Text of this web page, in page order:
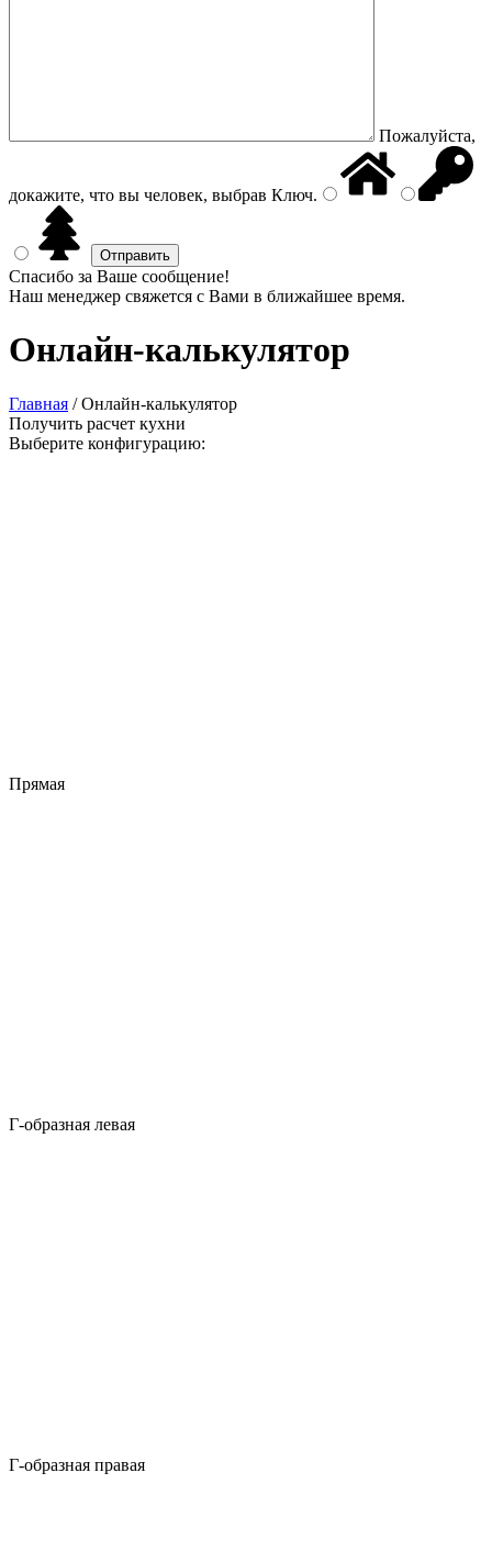
Пожалуйста,
докажите, что вы человек, выбрав Ключ.
Спасибо за Ваше сообщение!
Наш менеджер свяжется с Вами в ближайшее время.
Онлайн-калькулятор
Главная /Онлайн-калькулятор
Получить расчет кухни
Выберите конфигурацию:
Прямая
Г-образная левая
Г-образная правая